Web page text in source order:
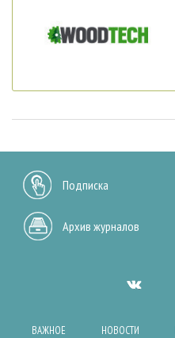
Подписка
Архив журналов
ВАЖНОЕ НОВОСТИ